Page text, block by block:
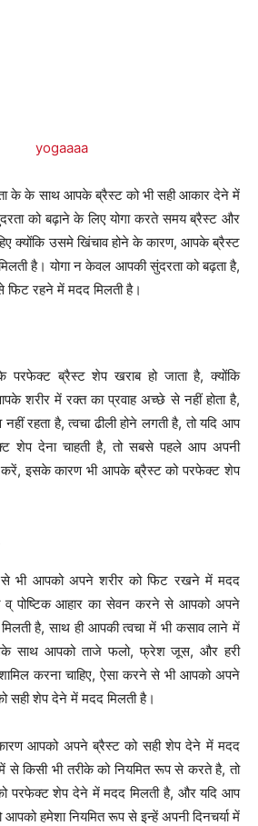
के के साथ आपके ब्रैस्ट को भी सही आकार देने में
को बढ़ाने के लिए योगा करते समय ब्रैस्ट और
क्योंकि उसमे खिंचाव होने के कारण, आपके ब्रैस्ट
है। योगा न केवल आपकी सुंदरता को बढ़ता है,
फिट रहने में मदद मिलती है।
ब्रैस्ट शेप खराब हो जाता है, क्योंकि
शरीर में रक्त का प्रवाह अच्छे से नहीं होता है,
रहता है, त्वचा ढीली होने लगती है, तो यदि आप
शेप देना चाहती है, तो सबसे पहले आप अपनी
करें, इसके कारण भी आपके ब्रैस्ट को परफेक्ट शेप
से भी आपको अपने शरीर को फिट रखने में मदद
व् पोष्टिक आहार का सेवन करने से आपको अपने
है, साथ ही आपकी त्वचा में भी कसाव लाने में
साथ आपको ताजे फलो, फ्रेश जूस, और हरी
करना चाहिए, ऐसा करने से भी आपको अपने
सही शेप देने में मदद मिलती है।
आपको अपने ब्रैस्ट को सही शेप देने में मदद
किसी भी तरीके को नियमित रूप से करते है, तो
परफेक्ट शेप देने में मदद मिलती है, और यदि आप
आपको हमेशा नियमित रूप से इन्हें अपनी दिनचर्या में